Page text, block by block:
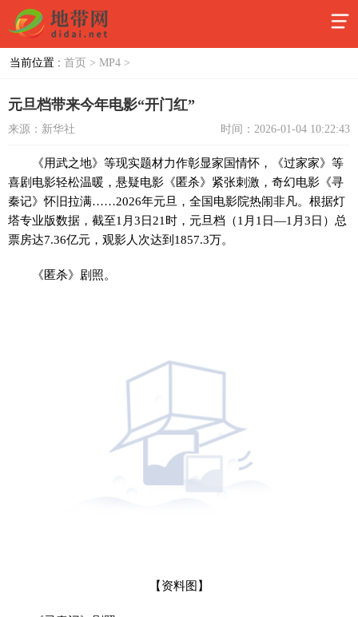
当前位置 : 首页 > MP4 >
元旦档带来今年电影“开门红”
来源：新华社 时间：2026-01-04 10:22:43
《用武之地》等现实题材力作彰显家国情怀，《过家家》等
喜剧电影轻松温暖，悬疑电影《匿杀》紧张刺激，奇幻电影《寻
秦记》怀旧拉满……2026年元旦，全国电影院热闹非凡。根据灯
塔专业版数据，截至1月3日21时，元旦档（1月1日—1月3日）总
票房达7.36亿元，观影人次达到1857.3万。
《匿杀》剧照。
【资料图】